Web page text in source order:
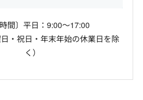
時間〕平日：9:00～17:00
日・祝日・年末年始の休業日を除
く）